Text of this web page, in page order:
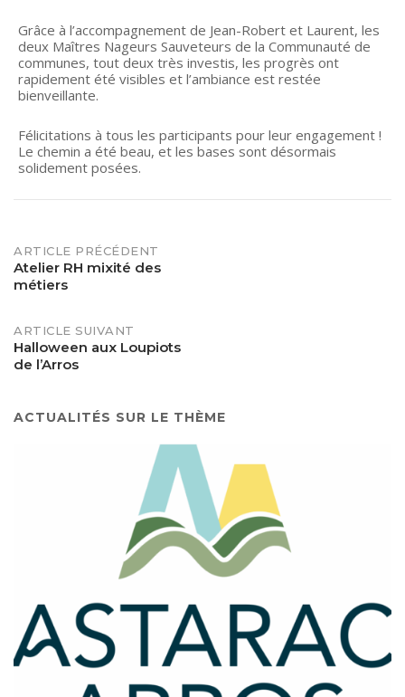
Grâce à l’accompagnement de Jean-Robert et Laurent, les
deux Maîtres Nageurs Sauveteurs de la Communauté de
communes, tout deux très investis, les progrès ont
rapidement été visibles et l’ambiance est restée
bienveillante.
Félicitations à tous les participants pour leur engagement !
Le chemin a été beau, et les bases sont désormais
solidement posées.
POST
NAVIGATION
ARTICLE PRÉCÉDENT
Atelier RH mixité des
métiers
ARTICLE SUIVANT
Halloween aux Loupiots
de l’Arros
ACTUALITÉS SUR LE THÈME